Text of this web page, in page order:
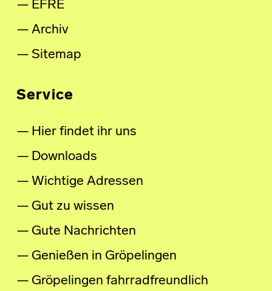
EFRE
Archiv
Sitemap
Service
Hier findet ihr uns
Downloads
Wichtige Adressen
Gut zu wissen
Gute Nachrichten
Genießen in Gröpelingen
Gröpelingen fahrradfreundlich